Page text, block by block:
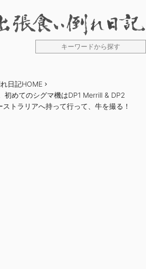
日記HOME
初めてのシグマ機はDP1 Merrill & DP2
トラリアへ持って行って、牛を撮る！